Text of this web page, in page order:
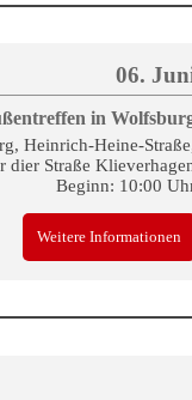
06.
in
Heinrich-Heine-
dier Straße
Beginn: 10:00
Weitere Informationen